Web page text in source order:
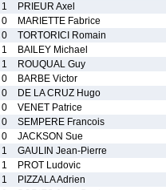
PRIEUR Axel
0 MARIETTE Fabrice
0 TORTORICI Romain
BAILEY Michael
ROUQUAL Guy
0 BARBE Victor
0 DE LA CRUZ Hugo
0 VENET Patrice
0 SEMPERE Francois
0 JACKSON Sue
GAULIN Jean-Pierre
PROT Ludovic
PIZZALA Adrien